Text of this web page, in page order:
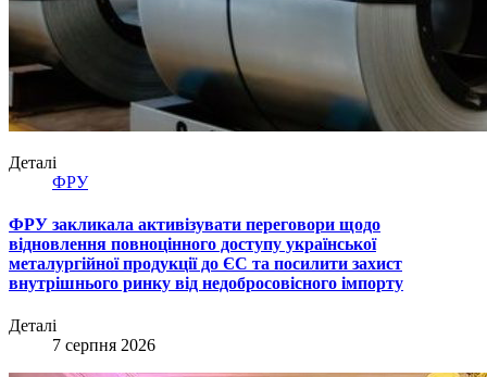
Деталі
ФРУ
ФРУ закликала активізувати переговори щодо
відновлення повноцінного доступу української
металургійної продукції до ЄС та посилити захист
внутрішнього ринку від недобросовісного імпорту
Деталі
7 серпня 2026